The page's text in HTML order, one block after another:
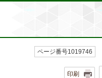
ページ番号1019746
印刷